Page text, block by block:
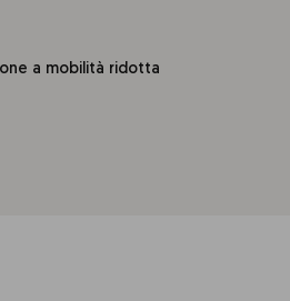
a mobilità ridotta